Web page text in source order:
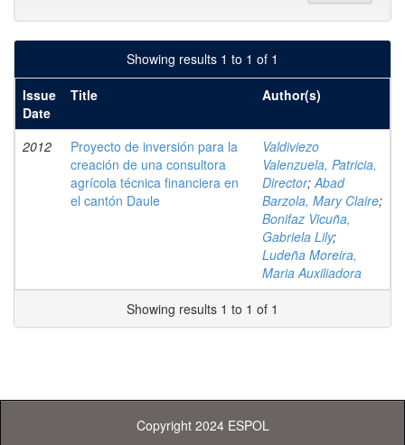
Showing results 1 to 1 of 1
Issue
Date
Title Author(s)
2012
Proyecto de inversión para la
creación de una consultora
agrícola técnica financiera en
el cantón Daule
Valdiviezo
Valenzuela, Patricia,
Director;Abad
Barzola, Mary Claire;
Bonifaz Vicuña,
Gabriela Lily;
Ludeña Moreira,
Maria Auxiliadora
Showing results 1 to 1 of 1
Copyright 2024 ESPOL